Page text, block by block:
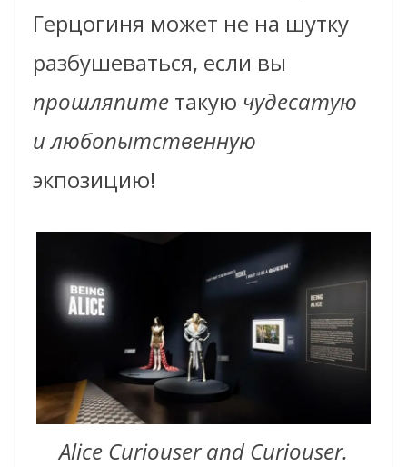
Герцогиня может не на шутку
разбушеваться, если вы
прошляпите такую чудесатую
и любопытственную
экпозицию!
Alice Curiouser and Curiouser.